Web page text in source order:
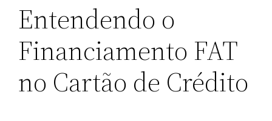
Entendendo o
Financiamento FAT
no Cartão de Crédito